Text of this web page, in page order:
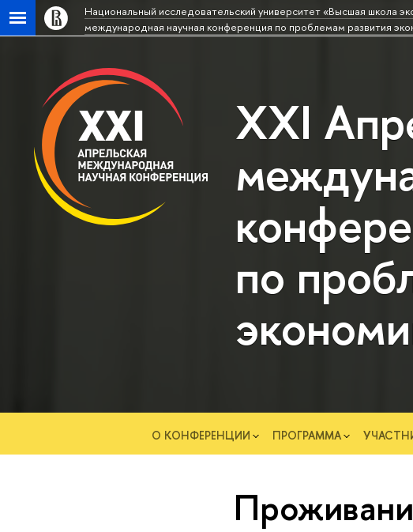
Национальный исследовательский университет «Высшая школа
международная научная конференция по проблемам развития
XXI
по
О КОНФЕРЕНЦИИ ПРОГРАММА